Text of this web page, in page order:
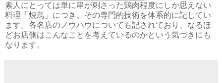
素人にとっては単に串が刺さった鶏肉程度にしか思えない
料理「焼鳥」につき、その専門的技術を体系的に記してい
ます。各名店のノウハウについても記されており、なるほ
どお店側はこんなことを考えているのかという気づきにも
なります。